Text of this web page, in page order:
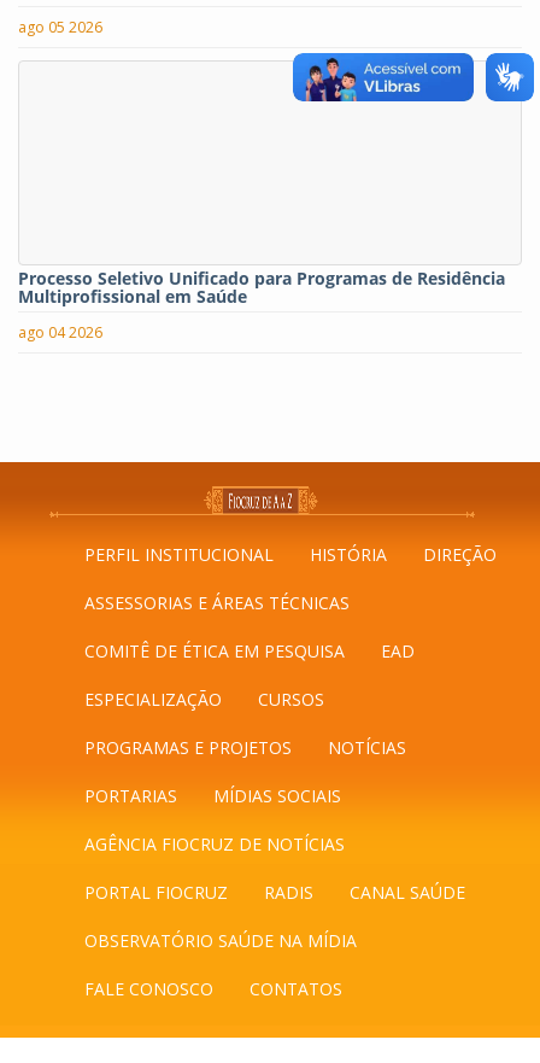
ago 05 2026
Processo Seletivo Unificado para Programas de Residência
Multiprofissional em Saúde
ago 04 2026
PERFIL INSTITUCIONAL HISTÓRIA DIREÇÃO
ASSESSORIAS E ÁREAS TÉCNICAS
COMITÊ DE ÉTICA EM PESQUISA EAD
ESPECIALIZAÇÃO CURSOS
PROGRAMAS E PROJETOS NOTÍCIAS
PORTARIAS MÍDIAS SOCIAIS
AGÊNCIA FIOCRUZ DE NOTÍCIAS
PORTAL FIOCRUZ RADIS CANAL SAÚDE
OBSERVATÓRIO SAÚDE NA MÍDIA
FALE CONOSCO CONTATOS